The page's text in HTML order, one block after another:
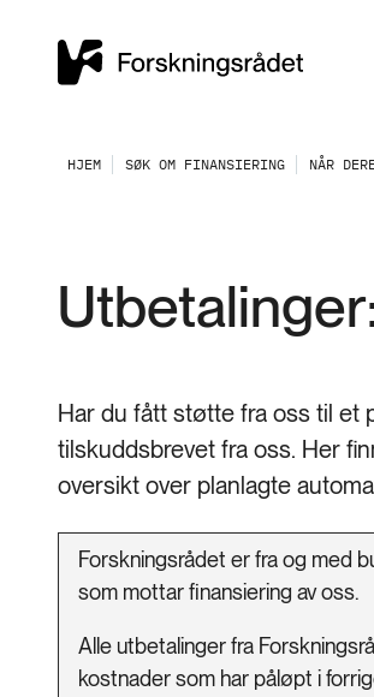
HJEM SØK OM FINANSIERING NÅR
Har du fått støtte fra oss til et
tilskuddsbrevet fra oss. Her
oversikt over planlagte
Forskningsrådet er fra og med
som mottar finansiering av oss.
Alle utbetalinger fra
kostnader som har påløpt i